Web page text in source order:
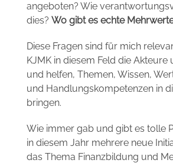
angeboten? Wie
dies? Wo gibt es echte
Diese Fragen sind für mich
KJMK in diesem Feld die Akteure
und helfen, Themen, Wissen,
und Handlungskompetenzen in
bringen.
Wie immer gab und gibt es tolle
in diesem Jahr mehrere neue
das Thema Finanzbildung und